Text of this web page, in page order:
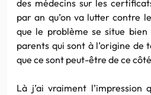
des médecins sur les
par an qu’on va lutter contre
que le problème se situe
parents qui sont à l’origine de
que ce sont peut-être de ce
Là j’ai vraiment l’impression